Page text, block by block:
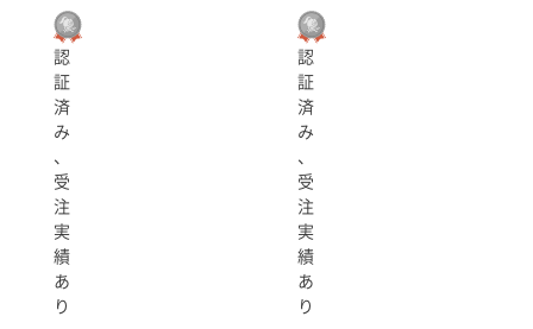
認
証
済
み
、
受
注
実
績
あ
り
認
証
済
み
、
受
注
実
績
あ
り